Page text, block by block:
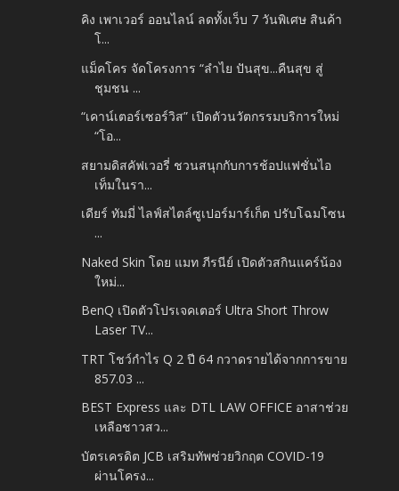
คิง เพาเวอร์ ออนไลน์ ลดทั้งเว็บ 7 วันพิเศษ สินค้า
โ...
แม็คโคร จัดโครงการ “ลำไย ปันสุข...คืนสุข สู่
ชุมชน ...
“เคาน์เตอร์เซอร์วิส” เปิดตัวนวัตกรรมบริการใหม่
“โอ...
สยามดิสคัฟเวอรี่ ชวนสนุกกับการช้อปแฟชั่นไอ
เท็มในรา...
เดียร์ ทัมมี่ ไลฟ์สไตล์ซูเปอร์มาร์เก็ต ปรับโฉมโซน
...
Naked Skin โดย แมท ภีรนีย์ เปิดตัวสกินแคร์น้อง
ใหม่...
BenQ เปิดตัวโปรเจคเตอร์ Ultra Short Throw
Laser TV...
TRT โชว์กำไร Q 2 ปี 64 กวาดรายได้จากการขาย
857.03 ...
BEST Express และ DTL LAW OFFICE อาสาช่วย
เหลือชาวสว...
บัตรเครดิต JCB เสริมทัพช่วยวิกฤต COVID-19
ผ่านโครง...